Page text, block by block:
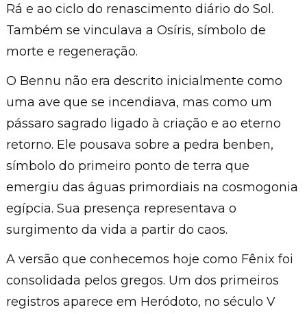
Rá e ao ciclo do renascimento diário do Sol.
Também se vinculava a Osíris, símbolo de
morte e regeneração.
O Bennu não era descrito inicialmente como
uma ave que se incendiava, mas como um
pássaro sagrado ligado à criação e ao eterno
retorno. Ele pousava sobre a pedra benben,
símbolo do primeiro ponto de terra que
emergiu das águas primordiais na cosmogonia
egípcia. Sua presença representava o
surgimento da vida a partir do caos.
A versão que conhecemos hoje como Fênix foi
consolidada pelos gregos. Um dos primeiros
registros aparece em Heródoto, no século V